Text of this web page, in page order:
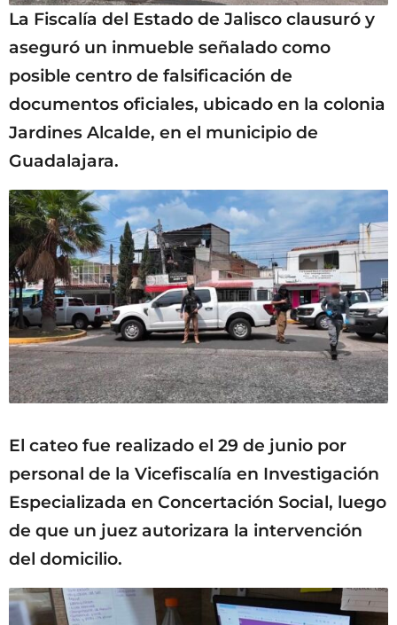
La Fiscalía del Estado de Jalisco clausuró y
aseguró un inmueble señalado como
posible centro de falsificación de
documentos oficiales, ubicado en la colonia
Jardines Alcalde, en el municipio de
Guadalajara.
El cateo fue realizado el 29 de junio por
personal de la Vicefiscalía en Investigación
Especializada en Concertación Social, luego
de que un juez autorizara la intervención
del domicilio.